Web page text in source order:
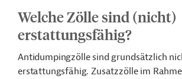
Welche Zölle sind (nicht)
erstattungsfähig?
Antidumpingzölle sind grundsätzlich
erstattungsfähig. Zusatzzölle im